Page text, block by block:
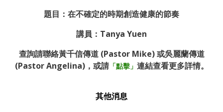
題目：在不確定的時期創造健康的節奏
講員：Tanya Yuen
查詢請聯絡黃千信傳道 (Pastor Mike) 或吳麗蘭傳道
(Pastor Angelina)，或請「點擊」 連結查看更多詳情。
其他消息